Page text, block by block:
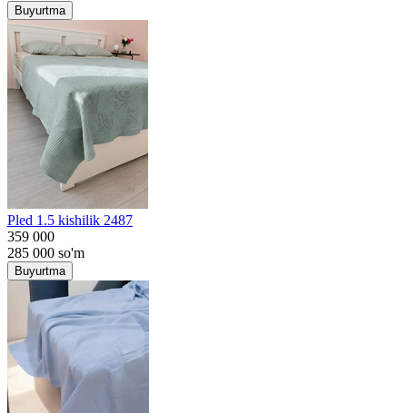
Buyurtma
Pled 1.5 kishilik 2487
359 000
285 000 so'm
Buyurtma